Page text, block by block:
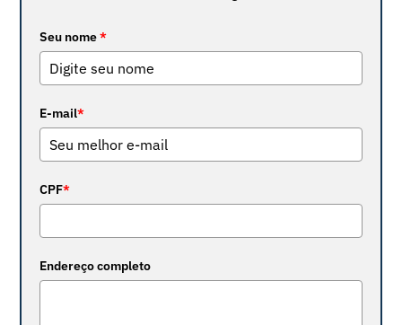
Seu nome*
E-mail*
CPF*
Endereço completo